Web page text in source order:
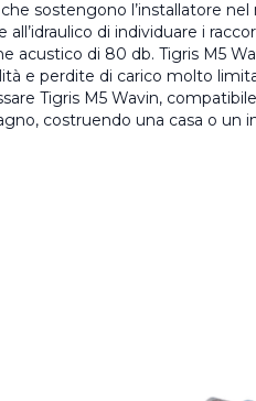
sostengono l’installatore
di individuare i
acustico di 80 db. Tigris M5
e perdite di carico molto
Tigris M5 Wavin,
costruendo una casa o un